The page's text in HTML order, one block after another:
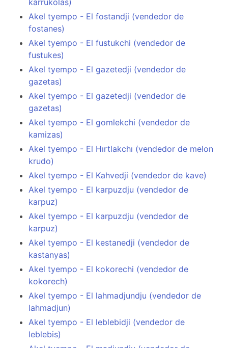
Akel tyempo - El fostandji (vendedor de
fostanes)
Akel tyempo - El fustukchi (vendedor de
fustukes)
Akel tyempo - El gazetedji (vendedor de
gazetas)
Akel tyempo - El gazetedji (vendedor de
gazetas)
Akel tyempo - El gomlekchi (vendedor de
kamizas)
Akel tyempo - El Hırtlakchı (vendedor de melon
krudo)
Akel tyempo - El Kahvedji (vendedor de kave)
Akel tyempo - El karpuzdju (vendedor de
karpuz)
Akel tyempo - El karpuzdju (vendedor de
karpuz)
Akel tyempo - El kestanedji (vendedor de
kastanyas)
Akel tyempo - El kokorechi (vendedor de
kokorech)
Akel tyempo - El lahmadjundju (vendedor de
lahmadjun)
Akel tyempo - El leblebidji (vendedor de
leblebis)